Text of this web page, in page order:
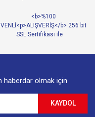
haberdar olmak için
KAYDOL